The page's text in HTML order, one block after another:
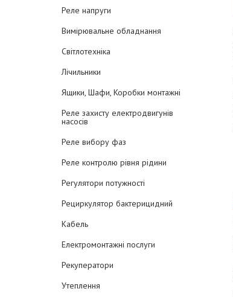
Реле напруги
Вимірювальне обладнання
Світлотехніка
Лічильники
Ящики, Шафи, Коробки монтажні
Реле захисту електродвигунів
насосів
Реле вибору фаз
Реле контролю рівня рідини
Регулятори потужності
Рециркулятор бактерицидний
Кабель
Електромонтажні послуги
Рекуператори
Утеплення